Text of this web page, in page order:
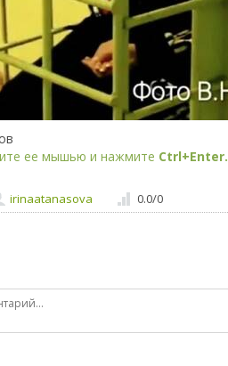
ее мышью и нажмите Ctrl+Enter.
irinaatanasova 0.0/0